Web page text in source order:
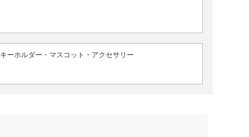
キーホルダー・マスコット・アクセサリー